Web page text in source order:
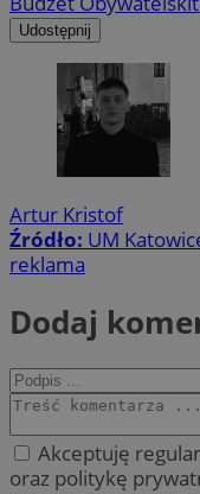
Udostępnij
Artur Kristof
Źródło: UM
reklama
Dodaj
Akceptuję
oraz politykę